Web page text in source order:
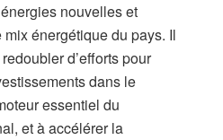
nouvelles et
énergétique du pays. Il
d’efforts pour
dans le
essentiel du
et à accélérer la